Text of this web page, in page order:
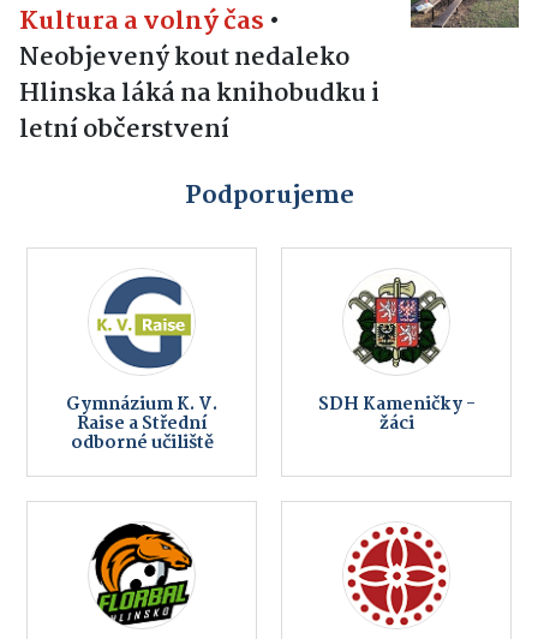
Kultura a volný čas •
Neobjevený kout nedaleko
Hlinska láká na knihobudku i
letní občerstvení
Podporujeme
Gymnázium K. V.
Raise a Střední
odborné učiliště
SDH Kameničky -
žáci